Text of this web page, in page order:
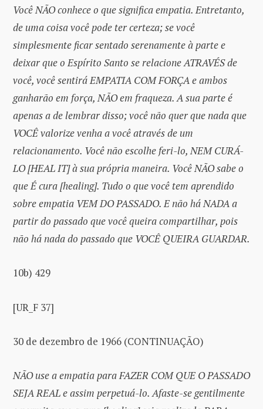
Você NÃO conhece o que significa empatia. Entretanto,
de uma coisa você pode ter certeza; se você
simplesmente ficar sentado serenamente à parte e
deixar que o Espírito Santo se relacione ATRAVÉS de
você, você sentirá EMPATIA COM FORÇA e ambos
ganharão em força, NÃO em fraqueza. A sua parte é
apenas a de lembrar disso; você não quer que nada que
VOCÊ valorize venha a você através de um
relacionamento. Você não escolhe feri-lo, NEM CURÁ-
LO [HEAL IT] à sua própria maneira. Você NÃO sabe o
que É cura [healing]. Tudo o que você tem aprendido
sobre empatia VEM DO PASSADO. E não há NADA a
partir do passado que você queira compartilhar, pois
não há nada do passado que VOCÊ QUEIRA GUARDAR.
10b) 429
[UR_F 37]
30 de dezembro de 1966 (CONTINUAÇÃO)
NÃO use a empatia para FAZER COM QUE O PASSADO
SEJA REAL e assim perpetuá-lo. Afaste-se gentilmente